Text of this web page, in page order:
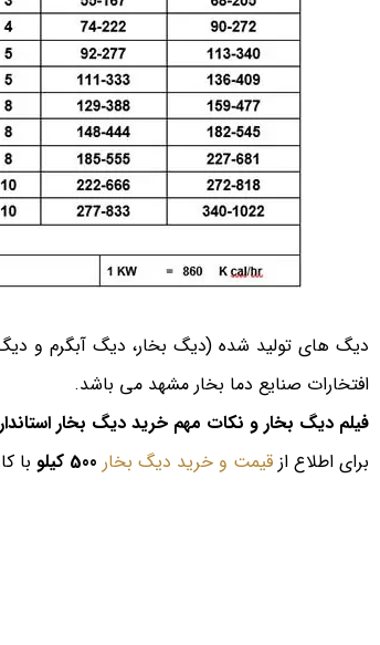
افتخارات صنایع دما بخار مشهد می باشد.
فیلم دیگ بخار و نکات مهم خرید دیگ بخار
برای اطلاع از قیمت و خرید دیگ بخار 500 کیلو با